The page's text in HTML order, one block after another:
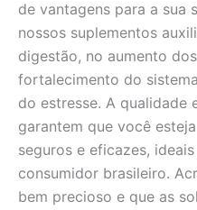
de vantagens para a sua
nossos suplementos
digestão, no aumento
fortalecimento do
do estresse. A qualidade
garantem que você
seguros e eficazes,
consumidor brasileiro.
bem precioso e que as